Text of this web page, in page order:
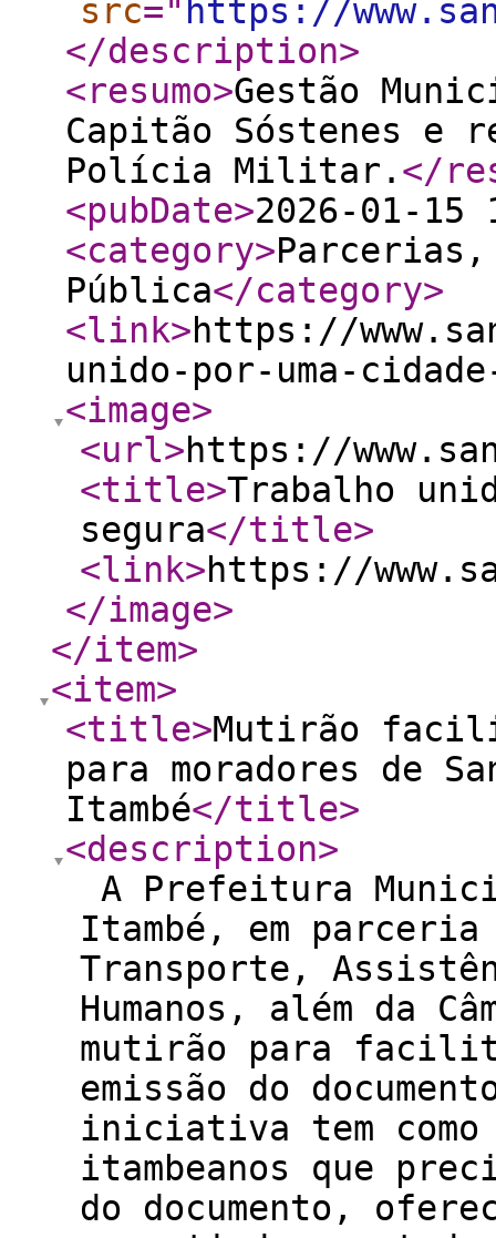
src=" https://
</description>
<resumo>Gestão
Capitão Sóstenes e
Polícia Militar. </
<pubDate>2026-01-15
<category>Parcerias,
Pública</category>
<link>https://
unido-por-uma-
<image>
<url>https://
<title>Trabalho
segura</title>
<link>https://
</image>
</item>
<item>
<title>Mutirão
para moradores de
Itambé</title>
<description>
A Prefeitura
Itambé, em
Transporte,
Humanos, além da
mutirão para
emissão do
iniciativa tem
itambeanos que
do documento,